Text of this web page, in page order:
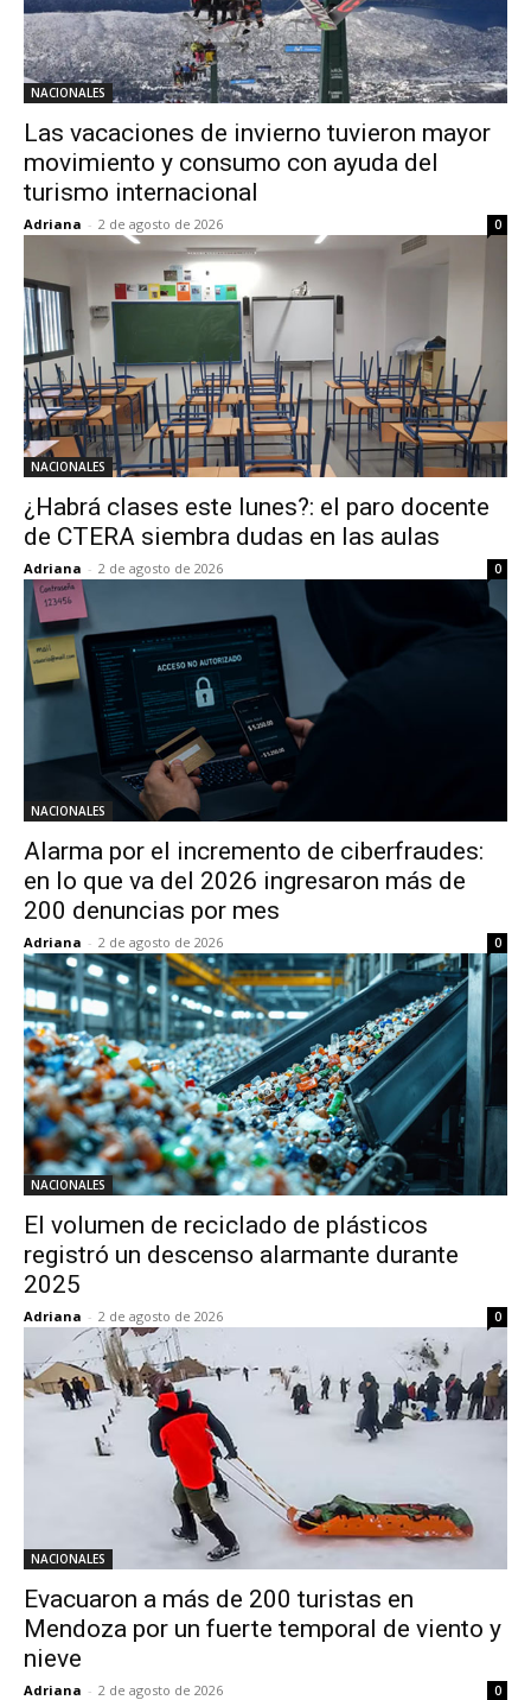
NACIONALES
Las vacaciones de invierno tuvieron mayor
movimiento y consumo con ayuda del
turismo internacional
Adriana - 2 de agosto de 2026 0
NACIONALES
¿Habrá clases este lunes?: el paro docente
de CTERA siembra dudas en las aulas
Adriana - 2 de agosto de 2026 0
NACIONALES
Alarma por el incremento de ciberfraudes:
en lo que va del 2026 ingresaron más de
200 denuncias por mes
Adriana - 2 de agosto de 2026 0
NACIONALES
El volumen de reciclado de plásticos
registró un descenso alarmante durante
2025
Adriana - 2 de agosto de 2026 0
NACIONALES
Evacuaron a más de 200 turistas en
Mendoza por un fuerte temporal de viento y
nieve
Adriana - 2 de agosto de 2026 0